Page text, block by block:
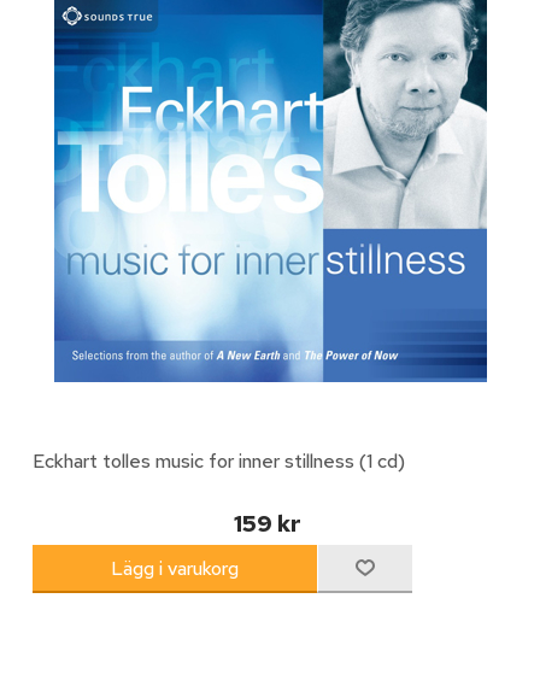
Eckhart tolles music for inner stillness (1 cd)
159 kr